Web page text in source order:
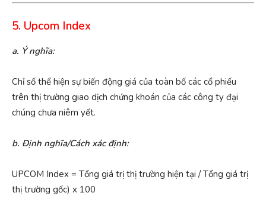
5. Upcom Index
a. Ý nghĩa:
Chỉ số thể hiện sự biến động giá của toàn bố các cổ phiếu
trên thị trường giao dịch chứng khoán của các công ty đại
chúng chưa niêm yết.
b. Định nghĩa/Cách xác định:
UPCOM Index = Tổng giá trị thị trường hiện tại / Tổng giá trị
thị trường gốc) x 100